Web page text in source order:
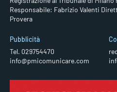
Responsabile: Fabrizio Valenti
Provera
Pubblicità
Tel. 029754470
info@pmicomunicare.com